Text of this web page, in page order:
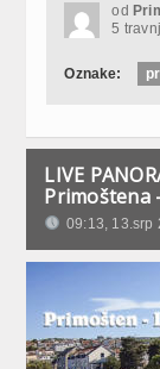
od
5
Oznake:
LIVE
Primoštena
09:13, 13.srp